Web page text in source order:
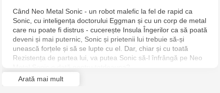
Multistore Soroca - bd. Ștefan cel Mare, 110
MultiStore Căușeni- str. Iurii Gagarin 24
Când Neo Metal Sonic - un robot malefic la fel de rapid ca
Sonic, cu inteligența doctorului Eggman și cu un corp de metal
care nu poate fi distrus - cucerește Insula Îngerilor ca să poată
deveni și mai puternic, Sonic și prietenii lui trebuie să-și
unească forțele și să se lupte cu el. Dar, chiar și cu toată
Rezistența de partea lui, va putea Sonic să-l înfrângă pe Neo
Arată mai mult